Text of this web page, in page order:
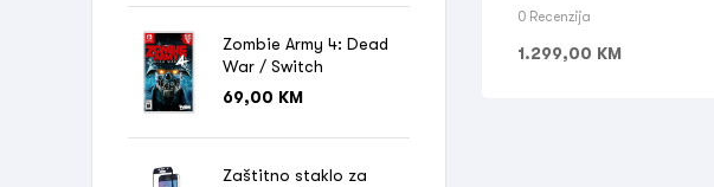
0 Recenzija
1.299,00 KM
Zombie Army 4: Dead
War / Switch
69,00 KM
Zaštitno staklo za